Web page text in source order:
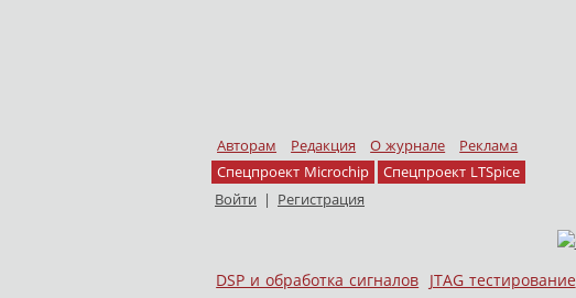
Авторам Редакция О журнале
Реклама
Спецпроект Microchip
Спецпроект LTSpice
Войти | Регистрация
Skip to content
DSP и обработка сигналов JTAG тестирование